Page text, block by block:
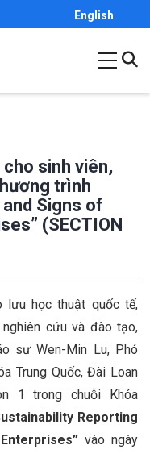
English
cho sinh viên,
trình
Signs of
(SECTION
lưu học thuật quốc tế,
cứu và đào tạo,
sư Wen-Min Lu, Phó
Trung Quốc, Đài Loan
1 trong chuỗi Khóa
Reporting
vào ngày